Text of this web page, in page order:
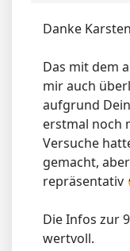
Danke
Das mit dem
mir auch
aufgrund
erstmal noch
Versuche
gemacht,
repräsentativ
Die Infos zur
wertvoll.